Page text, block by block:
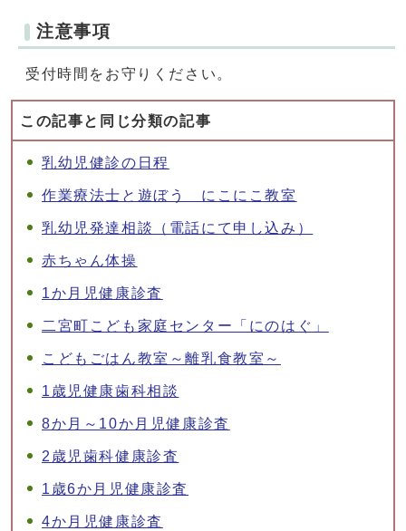
注意事項
受付時間をお守りください。
この記事と同じ分類の記事
乳幼児健診の日程
作業療法士と遊ぼう にこにこ教室
乳幼児発達相談（電話にて申し込み）
赤ちゃん体操
1か月児健康診査
二宮町こども家庭センター「にのはぐ」
こどもごはん教室～離乳食教室～
1歳児健康歯科相談
8か月～10か月児健康診査
2歳児歯科健康診査
1歳6か月児健康診査
4か月児健康診査